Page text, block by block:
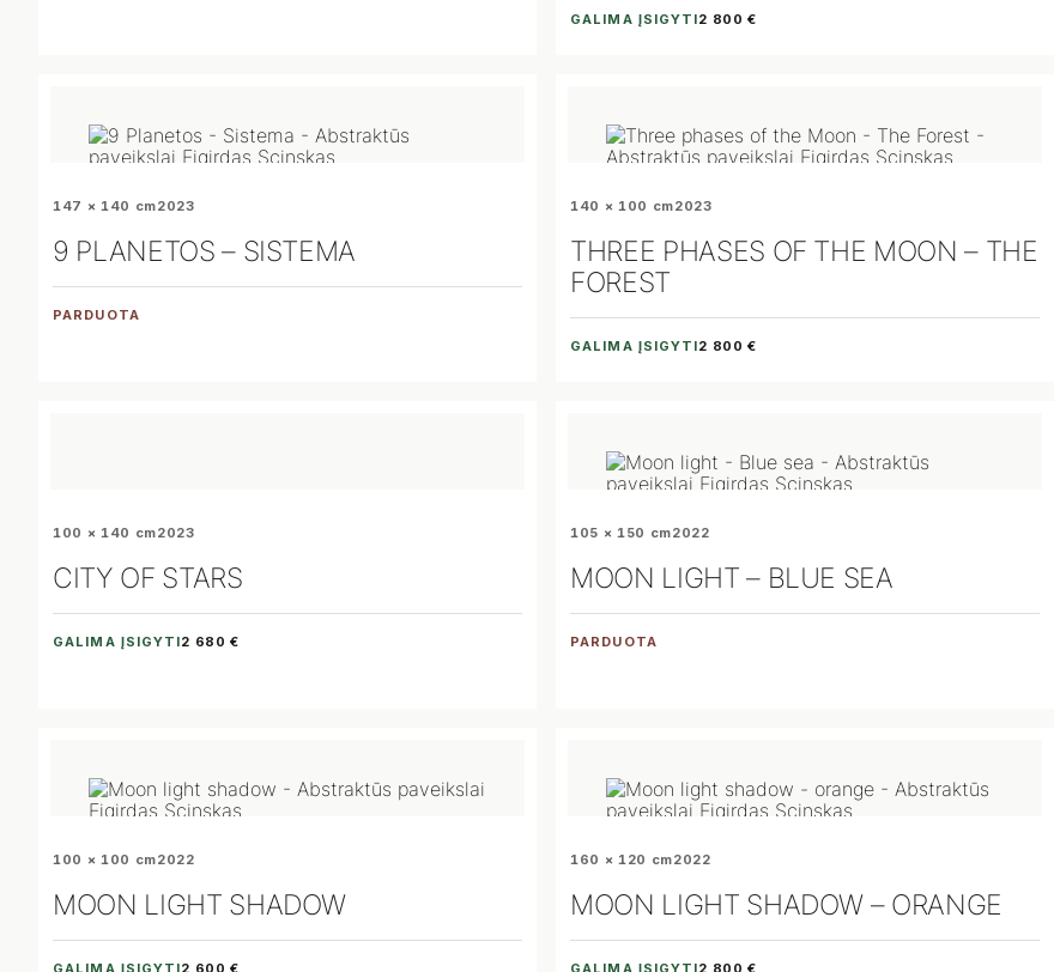
GALIMA ĮSIGYTI2 800 €
147 × 140 cm2023
9 PLANETOS – SISTEMA
PARDUOTA
140 × 100 cm2023
THREE PHASES OF THE MOON – THE
FOREST
GALIMA ĮSIGYTI2 800 €
100 × 140 cm2023
CITY OF STARS
GALIMA ĮSIGYTI2 680 €
105 × 150 cm2022
MOON LIGHT – BLUE SEA
PARDUOTA
100 × 100 cm2022
MOON LIGHT SHADOW
GALIMA ĮSIGYTI2 600 €
160 × 120 cm2022
MOON LIGHT SHADOW – ORANGE
GALIMA ĮSIGYTI2 800 €